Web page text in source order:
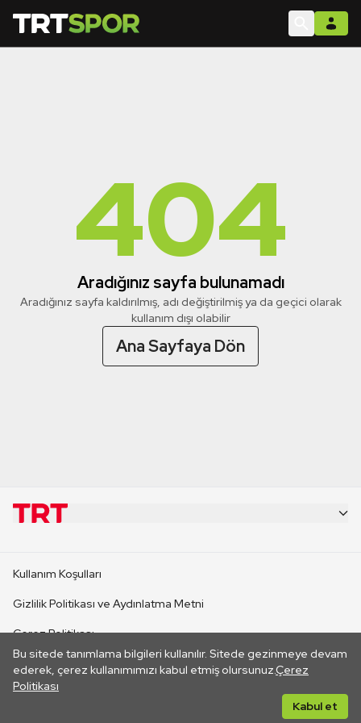
404
Aradığınız sayfa bulunamadı
Aradığınız sayfa kaldırılmış, adı değiştirilmiş ya da geçici olarak
kullanım dışı olabilir
Ana Sayfaya Dön
Bu sitede tanımlama bilgileri kullanılır. Sitede gezinmeye devam
ederek, çerez kullanımımızı kabul etmiş olursunuz.Çerez
Politikası
Kabul et
CANLI YAYINLAR
Kullanım Koşulları
Gizlilik Politikası ve Aydınlatma Metni
Çerez Politikası
İletişim
Her hakkı saklıdır. ©2026 TRT. Bağlantı yoluyla gidilen dış